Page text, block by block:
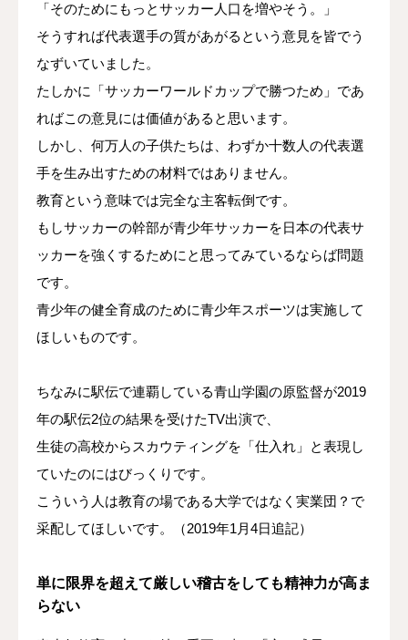
「そのためにもっとサッカー人口を増やそう。」
そうすれば代表選手の質があがるという意見を皆でう
なずいていました。
たしかに「サッカーワールドカップで勝つため」であ
ればこの意見には価値があると思います。
しかし、何万人の子供たちは、わずか十数人の代表選
手を生み出すための材料ではありません。
教育という意味では完全な主客転倒です。
もしサッカーの幹部が青少年サッカーを日本の代表サ
ッカーを強くするためにと思ってみているならば問題
です。
青少年の健全育成のために青少年スポーツは実施して
ほしいものです。
ちなみに駅伝で連覇している青山学園の原監督が2019
年の駅伝2位の結果を受けたTV出演で、
生徒の高校からスカウティングを「仕入れ」と表現し
ていたのにはびっくりです。
こういう人は教育の場である大学ではなく実業団？で
采配してほしいです。（2019年1月4日追記）
単に限界を超えて厳しい稽古をしても精神力が高ま
らない